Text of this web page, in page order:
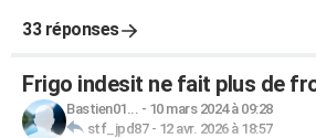
33 réponses
Frigo indesit ne fait plus de
Bastien01... - 10 mars 2024 à 09:28
stf_jpd87- 12 avr. 2026 à 18:57